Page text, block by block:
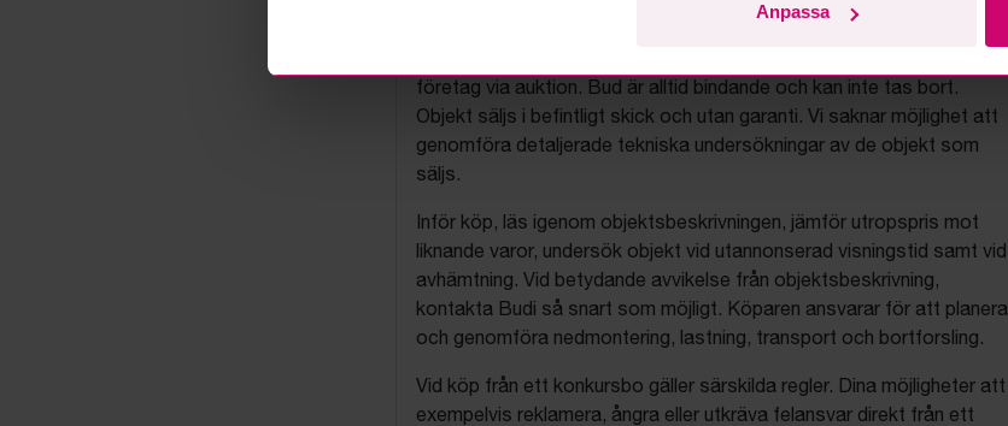
Anpassa
företag via auktion. Bud är alltid bindande och kan inte tas bort.
Objekt säljs i befintligt skick och utan garanti. Vi saknar möjlighet att
genomföra detaljerade tekniska undersökningar av de objekt som
säljs.
Inför köp, läs igenom objektsbeskrivningen, jämför utropspris mot
liknande varor, undersök objekt vid utannonserad visningstid samt vid
avhämtning. Vid betydande avvikelse från objektsbeskrivning,
kontakta Budi så snart som möjligt. Köparen ansvarar för att planera
och genomföra nedmontering, lastning, transport och bortforsling.
Vid köp från ett konkursbo gäller särskilda regler. Dina möjligheter att
exempelvis reklamera, ångra eller utkräva felansvar direkt från ett